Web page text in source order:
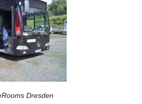
Dresden